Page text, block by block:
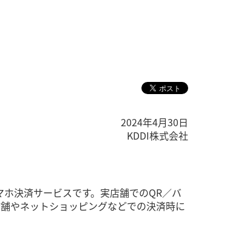
2024年4月30日
KDDI株式会社
決済サービスです。実店舗でのQR／バ
やネットショッピングなどでの決済時に